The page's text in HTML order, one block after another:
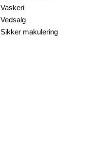
Vaskeri
Vedsalg
Sikker makulering